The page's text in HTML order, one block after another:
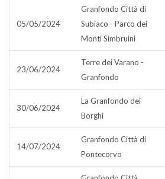
05/05/2024
Granfondo Città di
Subiaco - Parco dei
Monti Simbruini
23/06/2024
Terre dei Varano -
Granfondo
30/06/2024
La Granfondo dei
Borghi
14/07/2024
Granfondo Città di
Pontecorvo